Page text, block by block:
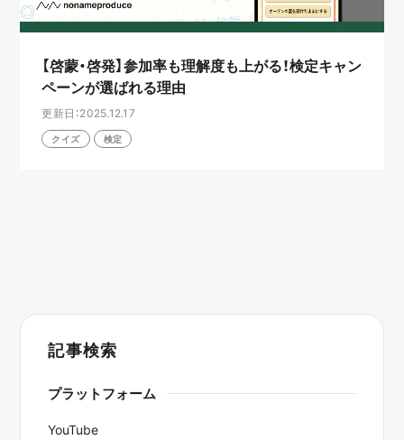
記事検索
プラットフォーム
YouTube
【啓蒙・啓発】参加率も理解度も上がる！検定キャン
ペーンが選ばれる理由
更新日：2025.12.17
クイズ 検定